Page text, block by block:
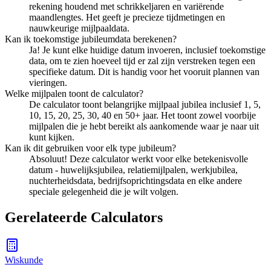
rekening houdend met schrikkeljaren en variërende
maandlengtes. Het geeft je precieze tijdmetingen en
nauwkeurige mijlpaaldata.
Kan ik toekomstige jubileumdata berekenen?
Ja! Je kunt elke huidige datum invoeren, inclusief toekomstige
data, om te zien hoeveel tijd er zal zijn verstreken tegen een
specifieke datum. Dit is handig voor het vooruit plannen van
vieringen.
Welke mijlpalen toont de calculator?
De calculator toont belangrijke mijlpaal jubilea inclusief 1, 5,
10, 15, 20, 25, 30, 40 en 50+ jaar. Het toont zowel voorbije
mijlpalen die je hebt bereikt als aankomende waar je naar uit
kunt kijken.
Kan ik dit gebruiken voor elk type jubileum?
Absoluut! Deze calculator werkt voor elke betekenisvolle
datum - huwelijksjubilea, relatiemijlpalen, werkjubilea,
nuchterheidsdata, bedrijfsoprichtingsdata en elke andere
speciale gelegenheid die je wilt volgen.
Gerelateerde Calculators
Wiskunde